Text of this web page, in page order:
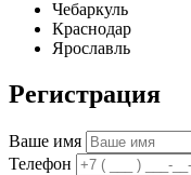
Чебаркуль
Краснодар
Ярославль
Регистрация
Ваше имя
Телефон